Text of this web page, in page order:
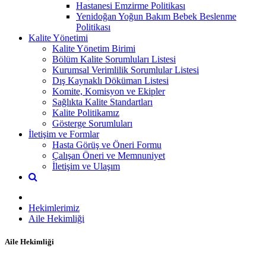
Hastanesi Emzirme Politikası
Yenidoğan Yoğun Bakım Bebek Beslenme
Politikası
Kalite Yönetimi
Kalite Yönetim Birimi
Bölüm Kalite Sorumluları Listesi
Kurumsal Verimlilik Sorumlular Listesi
Dış Kaynaklı Döküman Listesi
Komite, Komisyon ve Ekipler
Sağlıkta Kalite Standartları
Kalite Politikamız
Gösterge Sorumluları
İletişim ve Formlar
Hasta Görüş ve Öneri Formu
Çalışan Öneri ve Memnuniyet
İletişim ve Ulaşım
Hekimlerimiz
Aile Hekimliği
Aile Hekimliği